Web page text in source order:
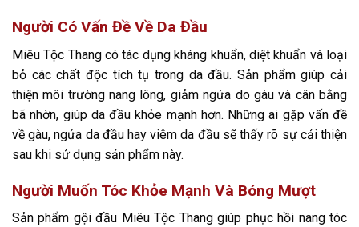
Người Có Vấn Đề Về Da Đầu
Miêu Tộc Thang có tác dụng kháng khuẩn, diệt khuẩn và loại
bỏ các chất độc tích tụ trong da đầu. Sản phẩm giúp cải
thiện môi trường nang lông, giảm ngứa do gàu và cân bằng
bã nhờn, giúp da đầu khỏe mạnh hơn. Những ai gặp vấn đề
về gàu, ngứa da đầu hay viêm da đầu sẽ thấy rõ sự cải thiện
sau khi sử dụng sản phẩm này.
Người Muốn Tóc Khỏe Mạnh Và Bóng Mượt
Sản phẩm gội đầu Miêu Tộc Thang giúp phục hồi nang tóc